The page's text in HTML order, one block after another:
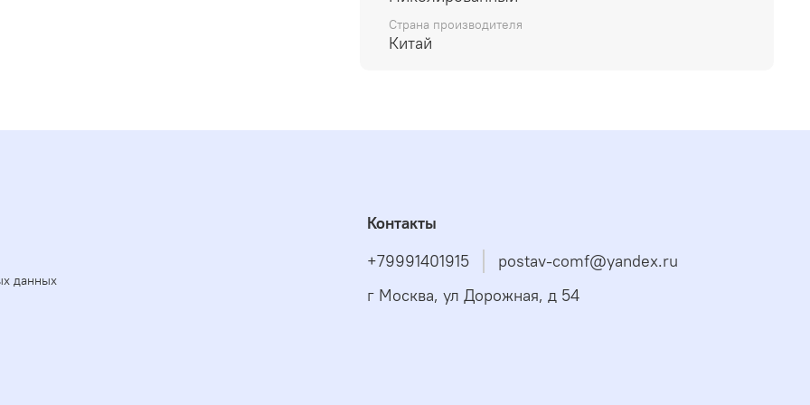
Страна производителя
Китай
данных
Контакты
+79991401915
postav-comf@yandex.ru
г Москва, ул Дорожная, д 54